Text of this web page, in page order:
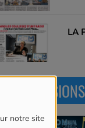
notre site
LA
LES ÉMISSIONS